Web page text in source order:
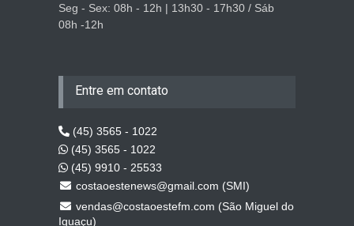
Seg - Sex: 08h - 12h | 13h30 - 17h30 / Sáb
08h -12h
Entre em contato
(45) 3565 - 1022
(45) 3565 - 1022
(45) 9910 - 25533
costaoestenews@gmail.com (SMI)
vendas@costaoestefm.com (São Miguel do
Iguaçu)